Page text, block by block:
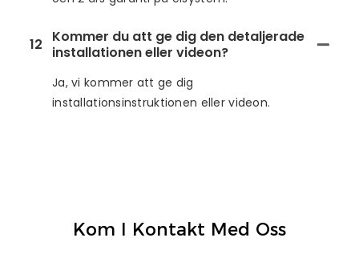
12
Kommer du att ge dig den detaljerade
installationen eller videon?
Ja, vi kommer att ge dig
installationsinstruktionen eller videon.
Kom I Kontakt Med Oss